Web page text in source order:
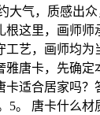
气，质感出
这里，画师
艺，画师均
唐卡，先确
适合居家吗
。 唐卡什么